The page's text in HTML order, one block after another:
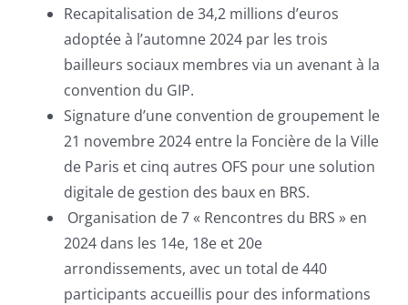
Recapitalisation de 34,2 millions d’euros
adoptée à l’automne 2024 par les trois
bailleurs sociaux membres via un avenant à la
convention du GIP.
Signature d’une convention de groupement le
21 novembre 2024 entre la Foncière de la Ville
de Paris et cinq autres OFS pour une solution
digitale de gestion des baux en BRS.
Organisation de 7 « Rencontres du BRS » en
2024 dans les 14e, 18e et 20e
arrondissements, avec un total de 440
participants accueillis pour des informations